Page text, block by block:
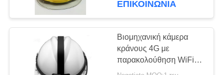
Προσωπικές
κάμερες σώματος
139
ΕΠΙΚΟΙΝΩΝΊΑ
Βιομηχανική κάμερα
κράνους 4G με
παρακολούθηση WiFi
RTSP Onvif Live Stream